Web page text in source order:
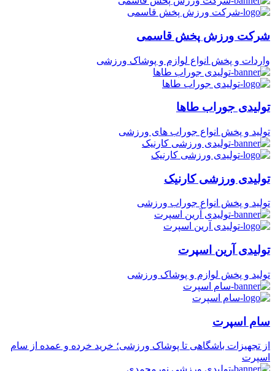
شرکت ورزش پخش قاسمی
واردات و پخش انواع لوازم و پوشاک ورزشی
تولیدی جوراب طاها
تولید و پخش انواع جوراب های ورزشی
تولیدی ورزشی کارنیک
تولید و پخش انواع جوراب ورزشی
تولیدی آرین اسپرت
تولید و پخش لوازم و پوشاک ورزشی
سام اسپرت
از تجهیزات باشگاهی تا پوشاک ورزشی؛ خرید خرده و عمده از سام
اسپرت